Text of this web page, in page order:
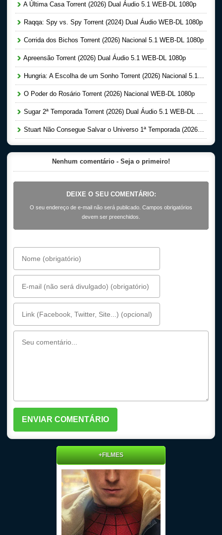
A Última Casa Torrent (2026) Dual Áudio 5.1 WEB-DL 1080p
Raqqa: Spy vs. Spy Torrent (2024) Dual Áudio WEB-DL 1080p
Corrida dos Bichos Torrent (2026) Nacional 5.1 WEB-DL 1080p
Apreensão Torrent (2026) Dual Áudio 5.1 WEB-DL 1080p
Hungria: A Escolha de um Sonho Torrent (2026) Nacional 5.1 WEB-DL 1080p
O Poder do Rosário Torrent (2026) Nacional WEB-DL 1080p
Sugar 2ª Temporada Torrent (2026) Dual Áudio 5.1 WEB-DL 1080p
Stuart Não Consegue Salvar o Universo 1ª Temporada (2026) Dual Áudio 5.1 WEB-DL 1080p
Nenhum comentário - Seja o primeiro!
DEIXE O SEU COMENTÁRIO:
O seu endereço de e-mail não será publicado. Campos obrigatórios
devem ser preenchidos.
+FILMES